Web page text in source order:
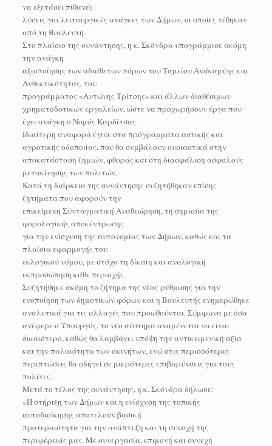
να εξετάσει πιθανές
λύσεις για λειτουργικές ανάγκες των Δήμων, οι οποίες τέθηκαν
από τη Βουλευτή.
Στο πλαίσιο της συνάντησης, η κ. Σκόνδρα υπογράμμισε ακόμη
την ανάγκη
αξιοποίησης των αδιάθετων πόρων του Ταμείου Ανάκαμψης και
Ανθεκτικότητας, του
προγράμματος «Αντώνης Τρίτσης» και άλλων διαθέσιμων
χρηματοδοτικών εργαλείων, ώστε να προχωρήσουν έργα που
έχει ανάγκη ο Νομός Καρδίτσας.
Ιδιαίτερη αναφορά έγινε στα πρόγραμματα αστικής και
αγροτικής οδοποιίας, που θα συμβάλουν ουσιαστικά στην
αποκατάσταση ζημιών, φθοράς και στη διασφάλιση ασφαλούς
μετακίνησης των πολιτών.
Κατά τη διάρκεια της συνάντησης συζητήθηκαν επίσης
ζητήματα που αφορούν την
επικείμενη Συνταγματική Αναθεώρηση, τη σημασία της
φορολογικής αποκέντρωσης
για την ενίσχυση της αυτονομίας των Δήμων, καθώς και τα
πλαίσια εφαρμογής του
εκλογικού νόμου, με στόχο τη δίκαιη και αναλογική
εκπροσώπηση κάθε περιοχής.
Συζητήθηκε ακόμη το ζήτημα της νέας ρύθμισης για την
ενοποίηση των δημοτικών φόρων και η Βουλευτής ενημερώθηκε
αναλυτικά για τις αλλαγές που προωθούνται. Σύμφωνα με όσα
ανέφερε ο Υπουργός, το νέο σύστημα αναμένεται να είναι
δικαιότερο, καθώς θα λαμβάνει υπόψη την αντικειμενική αξία
και την παλαιότητα των ακινήτων, ενώ στις περισσότερες
περιπτώσεις θα οδηγεί σε μικρότερες επιβαρύνσεις για τους
πολίτες.
Μετά το τέλος της συνάντησης, η κ. Σκόνδρα δήλωσε:
«Η στήριξη των Δήμων και η ενίσχυση της τοπικής
αυτοδιοίκησης αποτελούν βασική
προτεραιότητα για την ανάπτυξη και τη συνοχή της
περιφέρειάς μας. Με συνεργασία, επιμονή και συνεχή